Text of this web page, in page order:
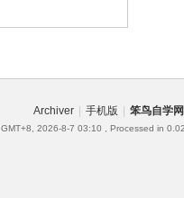
Archiver 手机版 笨鸟自学网
GMT+8, 2026-8-7 03:10 , Processed in